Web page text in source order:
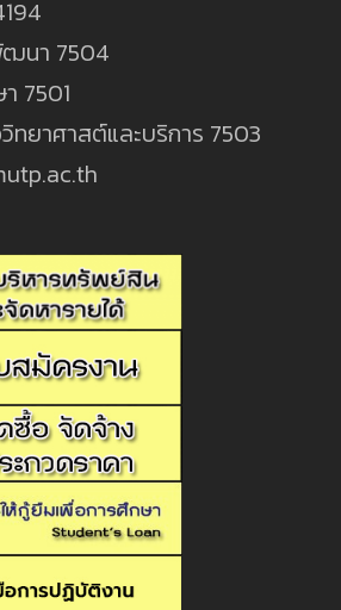
ฒนา 7504
7501
ทยาศาสต์และบริการ 7503